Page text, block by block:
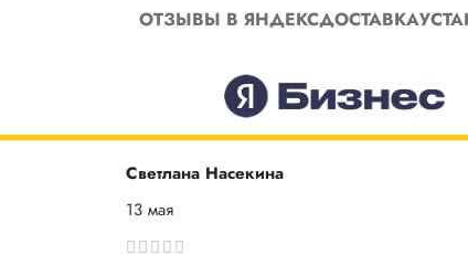
ОТЗЫВЫ В ЯНДЕКСДОСТАВКА
Светлана Насекина
13 мая